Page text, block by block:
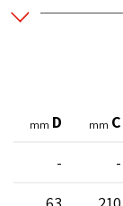
C
mm
D
mm
-
-